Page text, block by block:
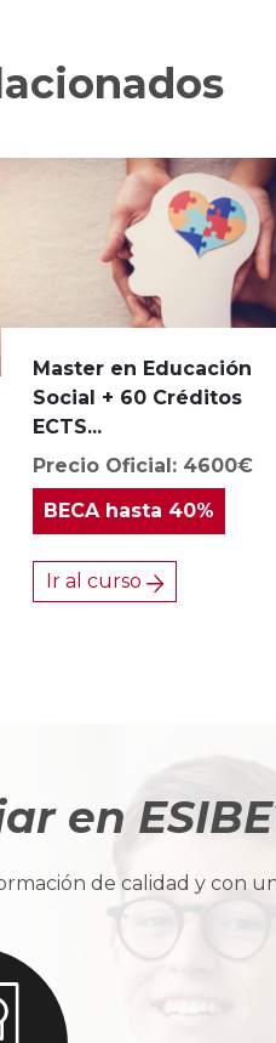
Master en Educación
Social + 60 Créditos
ECTS...
Precio Oficial: 4600€
BECAhasta 40%
Ir al curso
en
de calidad y con